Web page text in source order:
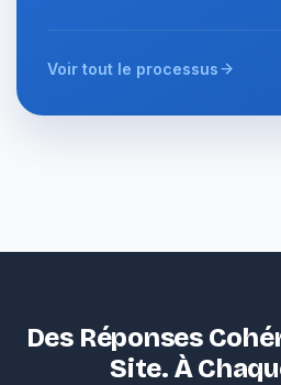
Voir tout le processus
Des Réponses
Site. À